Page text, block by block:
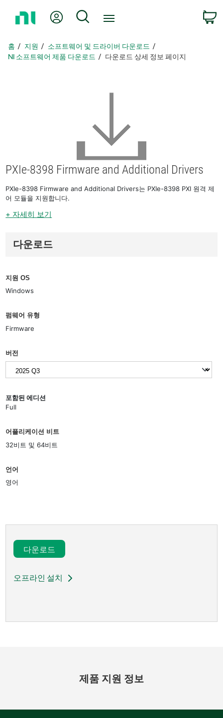
지
로
내 계정 검색
홈 지원
소프트웨어 및 드라이버 다운로드
NI 소프트웨어 제품 다운로드
다운로드 상세 정보 페이지
PXIe-8398 Firmware and Additional Drivers
PXIe-8398 Firmware and Additional Drivers는 PXIe-8398 PXI 원격 제
어 모듈을 지원합니다.
+ 자세히 보기
다운로드
지원 OS
Windows
펌웨어 유형
Firmware
버전
포함된 에디션
Full
어플리케이션 비트
32비트 및 64비트
언어
영어
다운로드​
오프라인 설치
제품 지원 정보